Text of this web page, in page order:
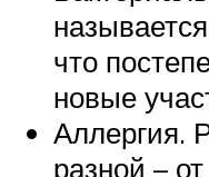
что
новые
Аллергия.
разной –